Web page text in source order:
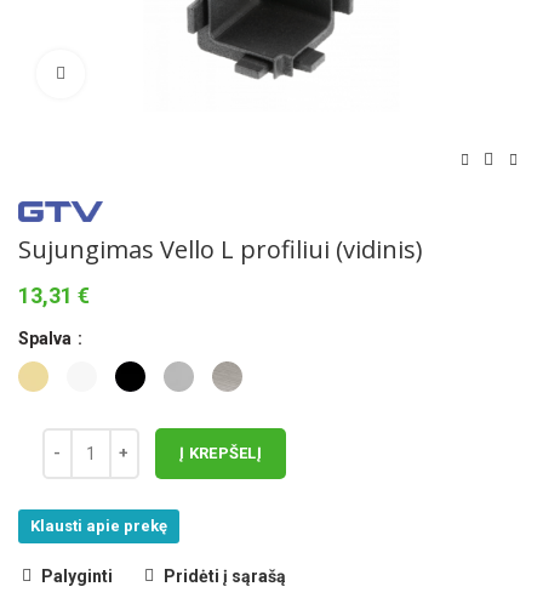
Norėdami padidinti spauskite čia
Sujungimas Vello L profiliui (vidinis)
13,31 €
Spalva
Į KREPŠELĮ
Klausti apie prekę
Palyginti Pridėti į sąrašą